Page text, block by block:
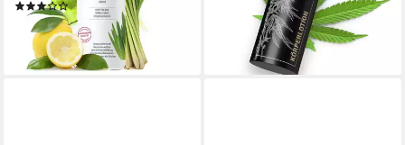
(1)
16,95 €
(8,48 €/ 100 ml)
lieferbar - in 2-3 Werktagen bei dir
(24,95 €/ 100 ml)
lieferbar - in 2-3 Werktagen bei dir